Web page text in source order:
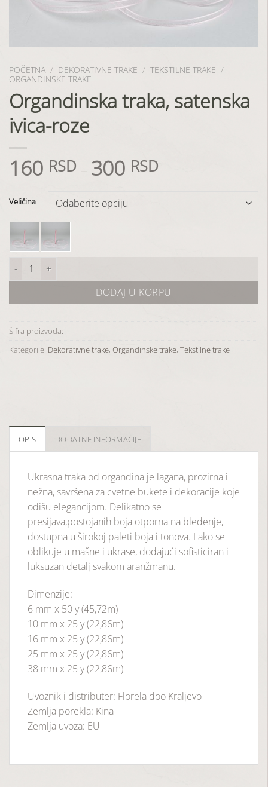
POČETNA / DEKORATIVNE TRAKE / TEKSTILNE TRAKE /
ORGANDINSKE TRAKE
Organdinska traka, satenska
ivica-roze
160 RSD – 300 RSD
Veličina
Organdinska traka, satenska ivica-roze količina
DODAJ U KORPU
Šifra proizvoda: -
Kategorije: Dekorativne trake, Organdinske trake, Tekstilne trake
OPIS DODATNE INFORMACIJE
Ukrasna traka od organdina je lagana, prozirna i
nežna, savršena za cvetne bukete i dekoracije koje
odišu elegancijom. Delikatno se
presijava,postojanih boja otporna na bleđenje,
dostupna u širokoj paleti boja i tonova. Lako se
oblikuje u mašne i ukrase, dodajući sofisticiran i
luksuzan detalj svakom aranžmanu.
Dimenzije:
6 mm x 50 y (45,72m)
10 mm x 25 y (22,86m)
16 mm x 25 y (22,86m)
25 mm x 25 y (22,86m)
38 mm x 25 y (22,86m)
Uvoznik i distributer: Florela doo Kraljevo
Zemlja porekla: Kina
Zemlja uvoza: EU